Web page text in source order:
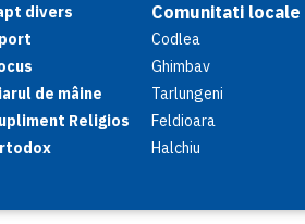
divers
de mâine
Religios
Comunitati locale
Codlea
Ghimbav
Tarlungeni
Feldioara
Halchiu